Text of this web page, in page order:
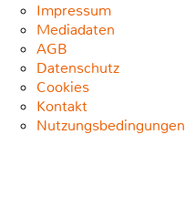
Impressum
Mediadaten
AGB
Datenschutz
Cookies
Kontakt
Nutzungsbedingungen